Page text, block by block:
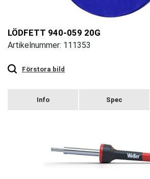
LÖDFETT 940-059 20G
Artikelnummer: 111353
Förstora bild
zoom